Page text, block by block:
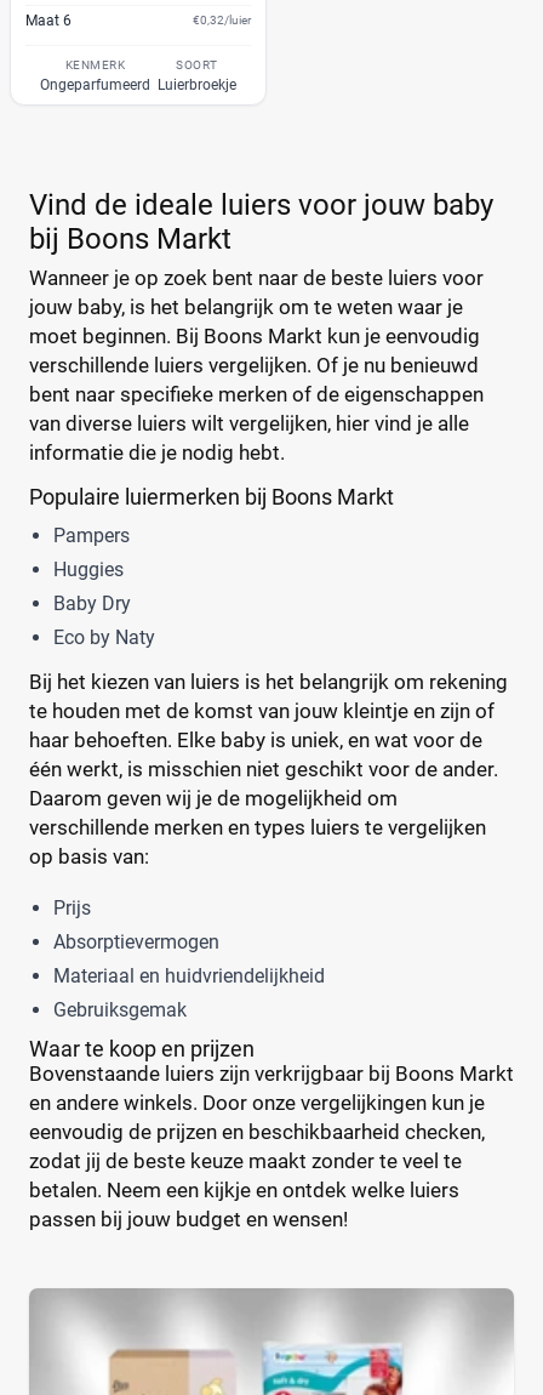
Kenmerk
Milieuvriendelijk
Geslacht
Jongen
Jongen en meisje
Meisje
Winkel Reset
Drogist
Boon's Markt (27)
Albert Heijn (48)
▼ +9 meer
Webshop
Babydrogist
BigGreenSmile
Bol
▼ +9 meer
Maat 6 €0,32/luier
KENMERK
Ongeparfumeerd
SOORT
Luierbroekje
Vind de ideale luiers voor jouw baby
bij Boons Markt
Wanneer je op zoek bent naar de beste luiers voor
jouw baby, is het belangrijk om te weten waar je
moet beginnen. Bij Boons Markt kun je eenvoudig
verschillende luiers vergelijken. Of je nu benieuwd
bent naar specifieke merken of de eigenschappen
van diverse luiers wilt vergelijken, hier vind je alle
informatie die je nodig hebt.
Populaire luiermerken bij Boons Markt
Pampers
Huggies
Baby Dry
Eco by Naty
Bij het kiezen van luiers is het belangrijk om rekening
te houden met de komst van jouw kleintje en zijn of
haar behoeften. Elke baby is uniek, en wat voor de
één werkt, is misschien niet geschikt voor de ander.
Daarom geven wij je de mogelijkheid om
verschillende merken en types luiers te vergelijken
op basis van:
Prijs
Absorptievermogen
Materiaal en huidvriendelijkheid
Gebruiksgemak
Waar te koop en prijzen
Bovenstaande luiers zijn verkrijgbaar bij Boons Markt
en andere winkels. Door onze vergelijkingen kun je
eenvoudig de prijzen en beschikbaarheid checken,
zodat jij de beste keuze maakt zonder te veel te
betalen. Neem een kijkje en ontdek welke luiers
passen bij jouw budget en wensen!